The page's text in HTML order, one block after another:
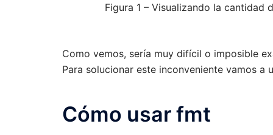
Figura 1 – Visualizando la cantidad
Como vemos, sería muy difícil o imposible
Para solucionar este inconveniente vamos a
Cómo usar fmt